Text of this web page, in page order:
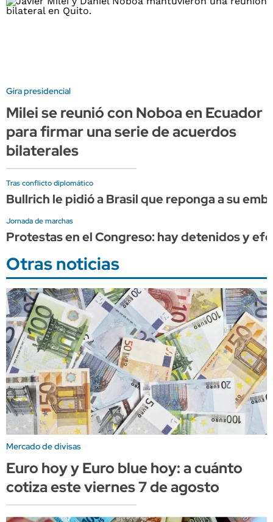
Gira presidencial
Milei se reunió con Noboa en Ecuador
para firmar una serie de acuerdos
bilaterales
Tras conflicto diplomático
Bullrich le pidió a Brasil que reponga a su
Jornada de marchas
Protestas en el Congreso: hay detenidos y
Otras noticias
Mercado de divisas
Euro hoy y Euro blue hoy: a cuánto
cotiza este viernes 7 de agosto